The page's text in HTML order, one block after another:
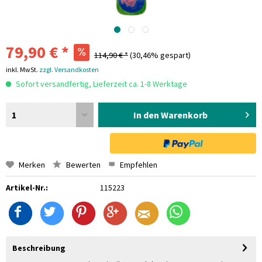
79,90 € * 114,90 € *(30,46% gespart)
inkl. MwSt. zzgl. Versandkosten
Sofort versandfertig, Lieferzeit ca. 1-8 Werktage
1 In den Warenkorb
Merken Bewerten Empfehlen
Artikel-Nr.: 115223
Beschreibung